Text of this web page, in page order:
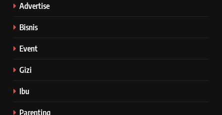
Advertise
Bisnis
Event
Gizi
Ibu
Parenting